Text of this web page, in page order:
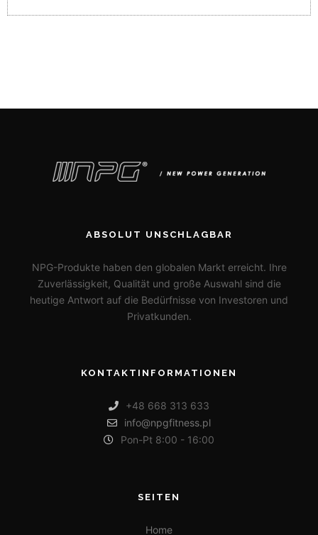
ABSOLUT UNSCHLAGBAR
NPG-Produkte haben den globalen Markt erreicht. Ihre
Zuverlässigkeit, Qualität und große Auswahl sind die
heutige Antwort auf die Bedürfnisse von Investoren und
Privatkunden.
KONTAKTINFORMATIONEN
+48 668 313 633
info@npgfitness.pl
Pon-Pt 8:00 - 16:00
SEITEN
Home